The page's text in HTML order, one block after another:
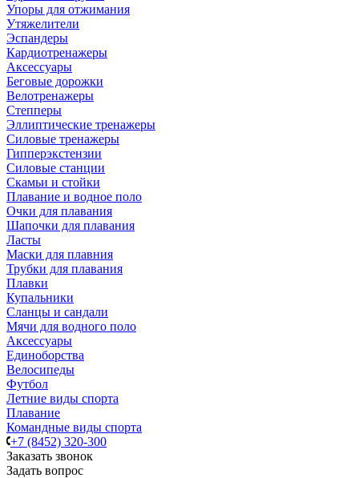
Упоры для отжимания
Утяжелители
Эспандеры
Кардиотренажеры
Аксессуары
Беговые дорожки
Велотренажеры
Степперы
Эллиптические тренажеры
Силовые тренажеры
Гипперэкстензии
Силовые станции
Скамьи и стойки
Плавание и водное поло
Очки для плавания
Шапочки для плавания
Ласты
Маски для плавния
Трубки для плавания
Плавки
Купальники
Сланцы и сандали
Мячи для водного поло
Аксессуары
Единоборства
Велосипеды
Футбол
Летние виды спорта
Плавание
Командные виды спорта
+7 (8452) 320-300
Заказать звонок
Задать вопрос